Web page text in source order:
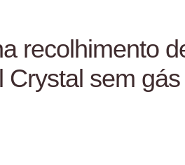
recolhimento
Crystal sem gás